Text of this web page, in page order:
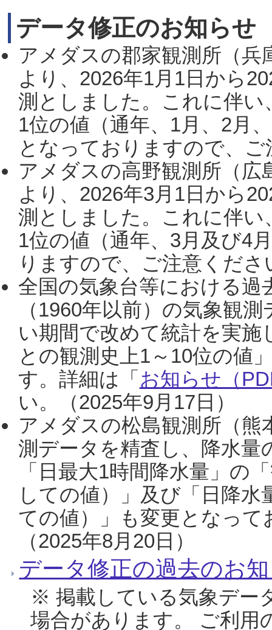
データ修正のお知らせ
アメダスの郡家観測所（
より、2026年1月1日から
測としました。これに伴い
1位の値（通年、1月、2月
となっておりますので、
アメダスの高野観測所（
より、2026年3月1日から
測としました。これに伴い
1位の値（通年、3月及び4
りますので、ご注意くだ
全国の気象台等における過
（1960年以前）の気象観
い期間で改めて統計を実
との観測史上1～10位の値
す。詳細は「 お知らせ（
い。（2025年9月17日）
アメダスの松島観測所（熊
測データを精査し、降水
「日最大1時間降水量」の
しての値）」及び「日降
ての値）」も変更となっ
（2025年8月20日）
データ修正の過去のお
※ 掲載している気象デー
場合があります。 ご利用